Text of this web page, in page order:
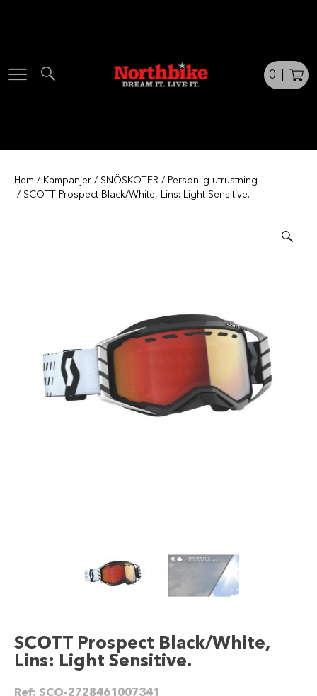
0
Hem / Kampanjer / SNÖSKOTER / Personlig utrustning
/ SCOTT Prospect Black/White, Lins: Light Sensitive.
SCOTT Prospect Black/White,
Lins: Light Sensitive.
Ref: SCO-2728461007341